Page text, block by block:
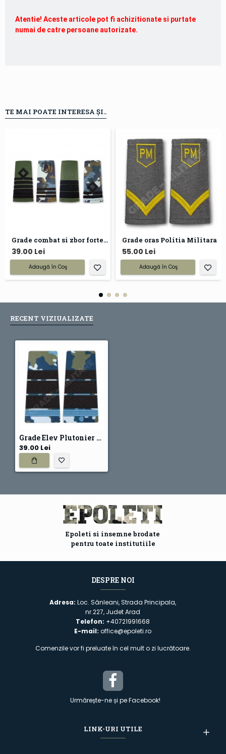
Atentie! Aceste articole pot fi achizitionate si purtate
numai de catre persoane autorizate.
TE MAI POATE INTERESA ȘI..
Grade combat si zbor forte aeriene
39.00 Lei
Adaugă în Coş
Grade oras Politia Militara
55.00 Lei
Adaugă în Coş
RECENT VIZIUALIZATE
Grade Elev Plutonier Major - Forte Aeriene combat (Colegii Militare)
39.00 Lei
Epoleti si insemne brodate
pentru toate institutiile
DESPRE NOI
Adresa:Loc. Sânleani, Strada Principala,
nr.227, Judet Arad
Telefon: +40721991668
E-mail: office@epoleti.ro
Comenzile vor fi preluate în cel mult o zi lucrătoare.
Urmărește-ne și pe Facebook!
LINK-URI UTILE